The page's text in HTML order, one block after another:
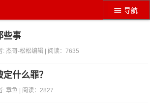
导航
些事
: 杰哥-松松编辑 | 阅读：7635
什么罪？
:章鱼 | 阅读：2827